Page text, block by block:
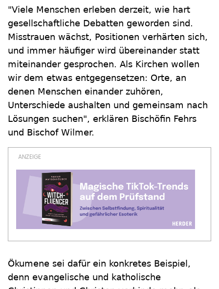
"Viele Menschen erleben derzeit, wie hart
gesellschaftliche Debatten geworden sind.
Misstrauen wächst, Positionen verhärten sich,
und immer häufiger wird übereinander statt
miteinander gesprochen. Als Kirchen wollen
wir dem etwas entgegensetzen: Orte, an
denen Menschen einander zuhören,
Unterschiede aushalten und gemeinsam nach
Lösungen suchen", erklären Bischöfin Fehrs
und Bischof Wilmer.
Ökumene sei dafür ein konkretes Beispiel,
denn evangelische und katholische